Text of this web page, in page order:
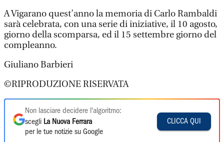
A Vigarano quest’anno la memoria di Carlo Rambaldi
sarà celebrata, con una serie di iniziative, il 10 agosto,
giorno della scomparsa, ed il 15 settembre giorno del
compleanno.
Giuliano Barbieri
©RIPRODUZIONE RISERVATA
Non lasciare decidere l'algoritmo:
scegli La Nuova Ferrara
per le tue notizie su Google
CLICCA QUI